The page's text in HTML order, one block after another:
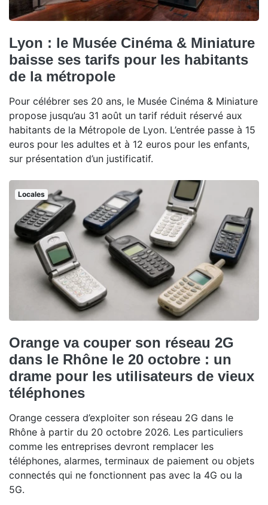
Lyon : le Musée Cinéma & Miniature
baisse ses tarifs pour les habitants
de la métropole
Pour célébrer ses 20 ans, le Musée Cinéma & Miniature
propose jusqu’au 31 août un tarif réduit réservé aux
habitants de la Métropole de Lyon. L’entrée passe à 15
euros pour les adultes et à 12 euros pour les enfants,
sur présentation d’un justificatif.
Locales
Orange va couper son réseau 2G
dans le Rhône le 20 octobre : un
drame pour les utilisateurs de vieux
téléphones
Orange cessera d’exploiter son réseau 2G dans le
Rhône à partir du 20 octobre 2026. Les particuliers
comme les entreprises devront remplacer les
téléphones, alarmes, terminaux de paiement ou objets
connectés qui ne fonctionnent pas avec la 4G ou la
5G.